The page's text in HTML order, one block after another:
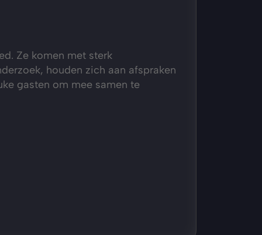
Ze komen met sterk
houden zich aan afspraken
gasten om mee samen te